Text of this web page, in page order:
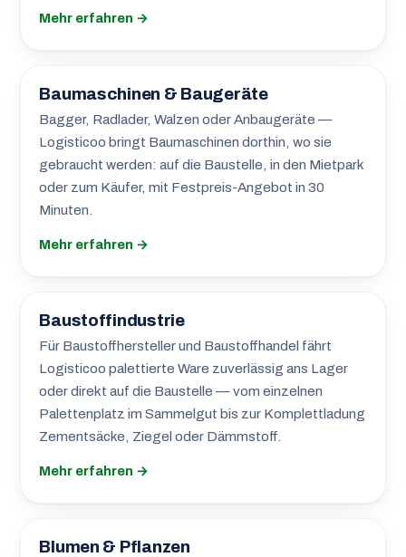
Mehr erfahren →
Baumaschinen & Baugeräte
Bagger, Radlader, Walzen oder Anbaugeräte —
Logisticoo bringt Baumaschinen dorthin, wo sie
gebraucht werden: auf die Baustelle, in den Mietpark
oder zum Käufer, mit Festpreis-Angebot in 30
Minuten.
Mehr erfahren →
Baustoffindustrie
Für Baustoffhersteller und Baustoffhandel fährt
Logisticoo palettierte Ware zuverlässig ans Lager
oder direkt auf die Baustelle — vom einzelnen
Palettenplatz im Sammelgut bis zur Komplettladung
Zementsäcke, Ziegel oder Dämmstoff.
Mehr erfahren →
Blumen & Pflanzen